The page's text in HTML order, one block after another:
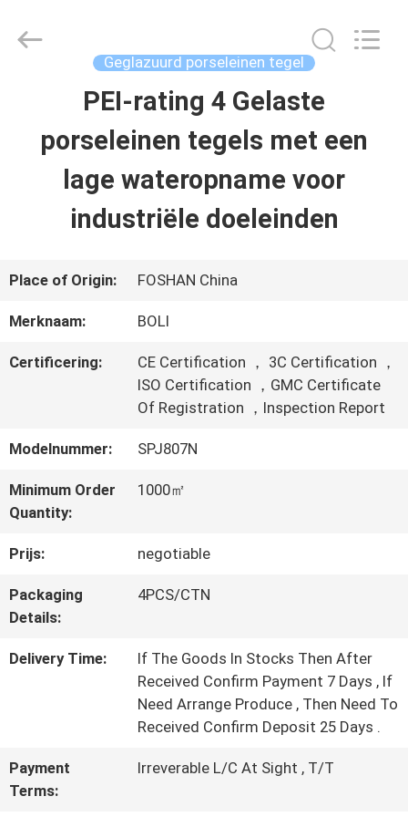
PRODUCTEN
VIDEO'S
FABRIEKSTOCHT
MET
ONS
VRAAG
EEN
BOLI
CERAMICS
Geglazuurd porseleinen tegel
PEI-rating 4 Gelaste
porseleinen tegels met een
lage wateropname voor
industriële doeleinden
Place of Origin: FOSHAN China
Merknaam: BOLI
Certificering:
CE Certification ， 3C Certification ，
ISO Certification ，GMC Certificate
Of Registration ，Inspection Report
Modelnummer: SPJ807N
Minimum Order
Quantity:
1000㎡
Prijs: negotiable
Packaging
Details:
4PCS/CTN
Delivery Time:
If The Goods In Stocks Then After
Received Confirm Payment 7 Days , If
Need Arrange Produce , Then Need To
Received Confirm Deposit 25 Days .
Payment
Terms:
Irreverable L/C At Sight , T/T